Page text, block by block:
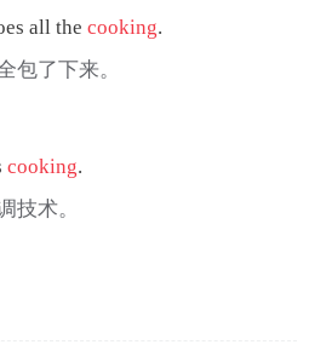
all thecooking.
包了下来。
cooking.
技术。